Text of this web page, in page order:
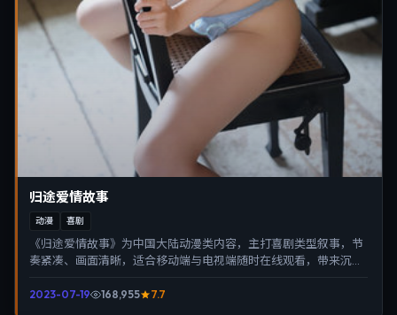
归途爱情故事
动漫 喜剧
《归途爱情故事》为中国大陆动漫类内容，主打喜剧类型叙事，节
奏紧凑、画面清晰，适合移动端与电视端随时在线观看，带来沉浸
2023-07-19 168,955 7.7